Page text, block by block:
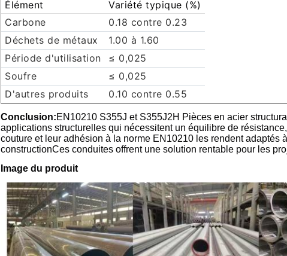
Élément
Variété typique (%)
Carbone
0.18 contre 0.23
Déchets de métaux
1.00 à 1.60
Période d'utilisation
≤ 0,025
Soufre
≤ 0,025
D'autres produits
0.10 contre 0.55
Conclusion:EN10210 S355J et S355J2H Pièces en acier
applications structurelles qui nécessitent un équilibre de
couture et leur adhésion à la norme EN10210 les rendent adaptés
constructionCes conduites offrent une solution rentable pour les
Image du produit